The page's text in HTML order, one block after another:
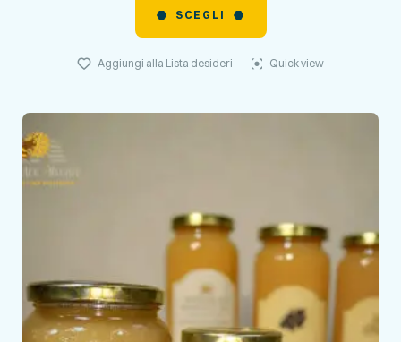
SCEGLI
Aggiungi alla Lista desideri Quick view